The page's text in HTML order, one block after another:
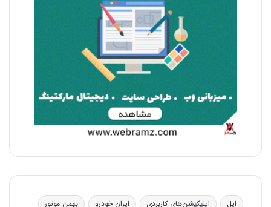
اپل اپلیکیشن‌های کاربردی ایران خودرو
بهمن موتور